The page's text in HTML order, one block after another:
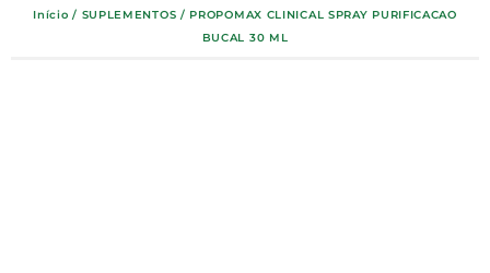
Início / SUPLEMENTOS / PROPOMAX CLINICAL SPRAY PURIFICACAO
BUCAL 30 ML